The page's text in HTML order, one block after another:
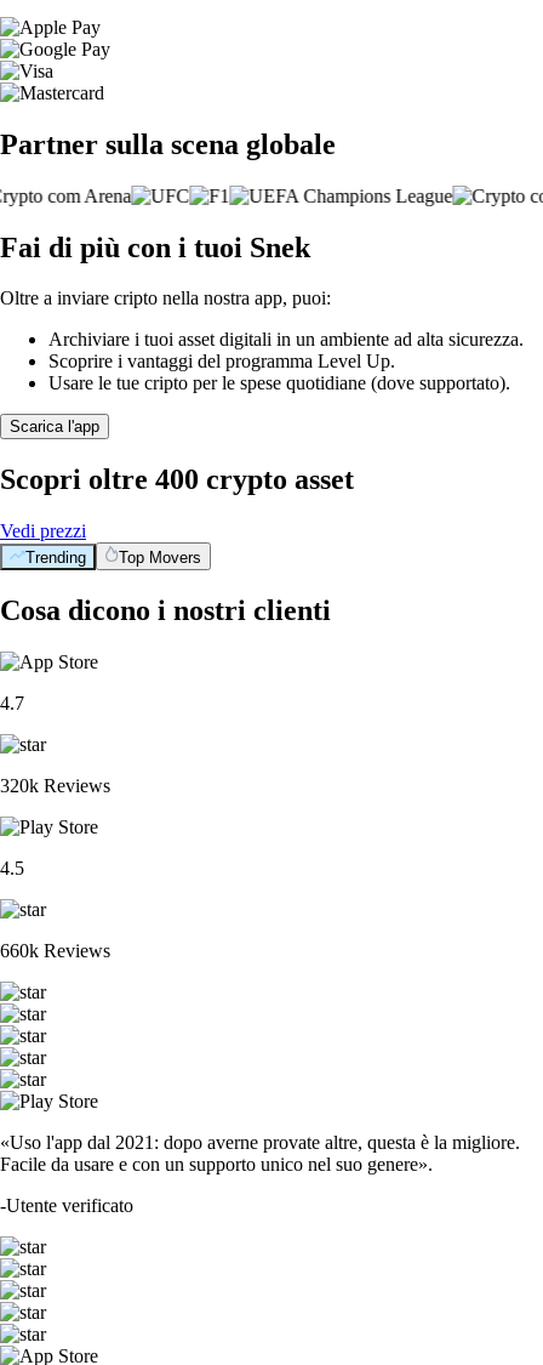
Partner sulla scena globale
Fai di più con i tuoi Snek
Oltre a inviare cripto nella nostra app, puoi:
Archiviare i tuoi asset digitali in un ambiente ad alta sicurezza.
Scoprire i vantaggi del programma Level Up.
Usare le tue cripto per le spese quotidiane (dove supportato).
Scarica l'app
Scopri oltre 400 crypto asset
Vedi prezzi
Trending Top Movers
Cosa dicono i nostri clienti
4.7
320k Reviews
4.5
660k Reviews
«Uso l'app dal 2021: dopo averne provate altre, questa è la migliore.
Facile da usare e con un supporto unico nel suo genere».
-Utente verificato